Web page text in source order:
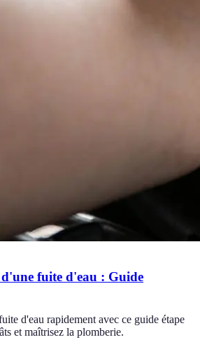
fuite d'eau : Guide
d'eau rapidement avec ce guide étape
et maîtrisez la plomberie.